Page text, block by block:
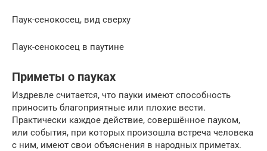
Паук-сенокосец, вид сверху
Паук-сенокосец в паутине
Приметы о пауках
Издревле считается, что пауки имеют способность
приносить благоприятные или плохие вести.
Практически каждое действие, совершённое пауком,
или события, при которых произошла встреча человека
с ним, имеют свои объяснения в народных приметах.